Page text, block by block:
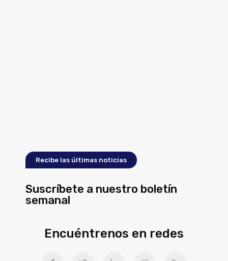
Recibe las últimas noticias
Suscríbete a nuestro boletín
semanal
Encuéntrenos en redes